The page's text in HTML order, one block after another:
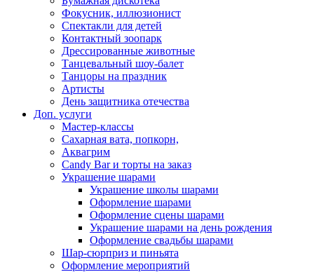
Фокусник, иллюзионист
Спектакли для детей
Контактный зоопарк
Дрессированные животные
Танцевальный шоу-балет
Танцоры на праздник
Артисты
День защитника отечества
Доп. услуги
Мастер-классы
Сахарная вата, попкорн,
Аквагрим
Candy Bar и торты на заказ
Украшение шарами
Украшение школы шарами
Оформление шарами
Оформление сцены шарами
Украшение шарами на день рождения
Оформление свадьбы шарами
Шар-сюрприз и пиньята
Оформление мероприятий